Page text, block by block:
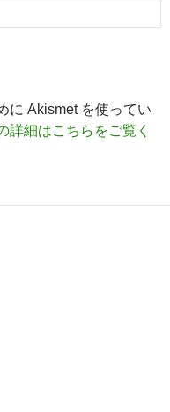
に Akismet を使ってい
詳細はこちらをご覧く